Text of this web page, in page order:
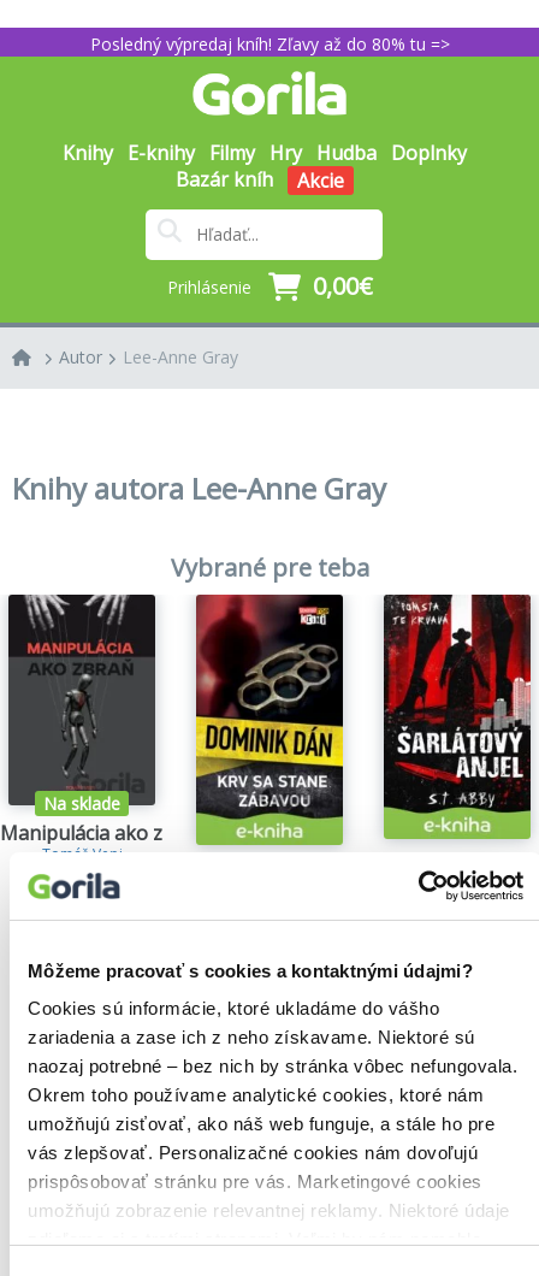
Môžeme pracovať s cookies a kontaktnými údajmi?
Cookies sú informácie, ktoré ukladáme do vášho
zariadenia a zase ich z neho získavame. Niektoré sú
naozaj potrebné – bez nich by stránka vôbec nefungovala.
Okrem toho používame analytické cookies, ktoré nám
umožňujú zisťovať, ako náš web funguje, a stále ho pre
vás zlepšovať. Personalizačné cookies nám dovoľujú
prispôsobovať stránku pre vás. Marketingové cookies
umožňujú zobrazenie relevantnej reklamy. Niektoré údaje
Posledný výpredaj kníh! Zľavy až do 80% tu =>
Knihy E-knihy Filmy Hry Hudba Doplnky
Bazár kníh
Akcie
Prihlásenie 0,00€
Autor Lee-Anne Gray
Knihy autora Lee-Anne Gray
Vybrané pre teba
Na sklade
Manipulácia ako zbraň
Tomáš Vepi
15,79€
14,35€
Šarlátový anjel
S.T. Abby
5,84€
Našli sme0titulov
Zoradiť podľa:
Filtrovať